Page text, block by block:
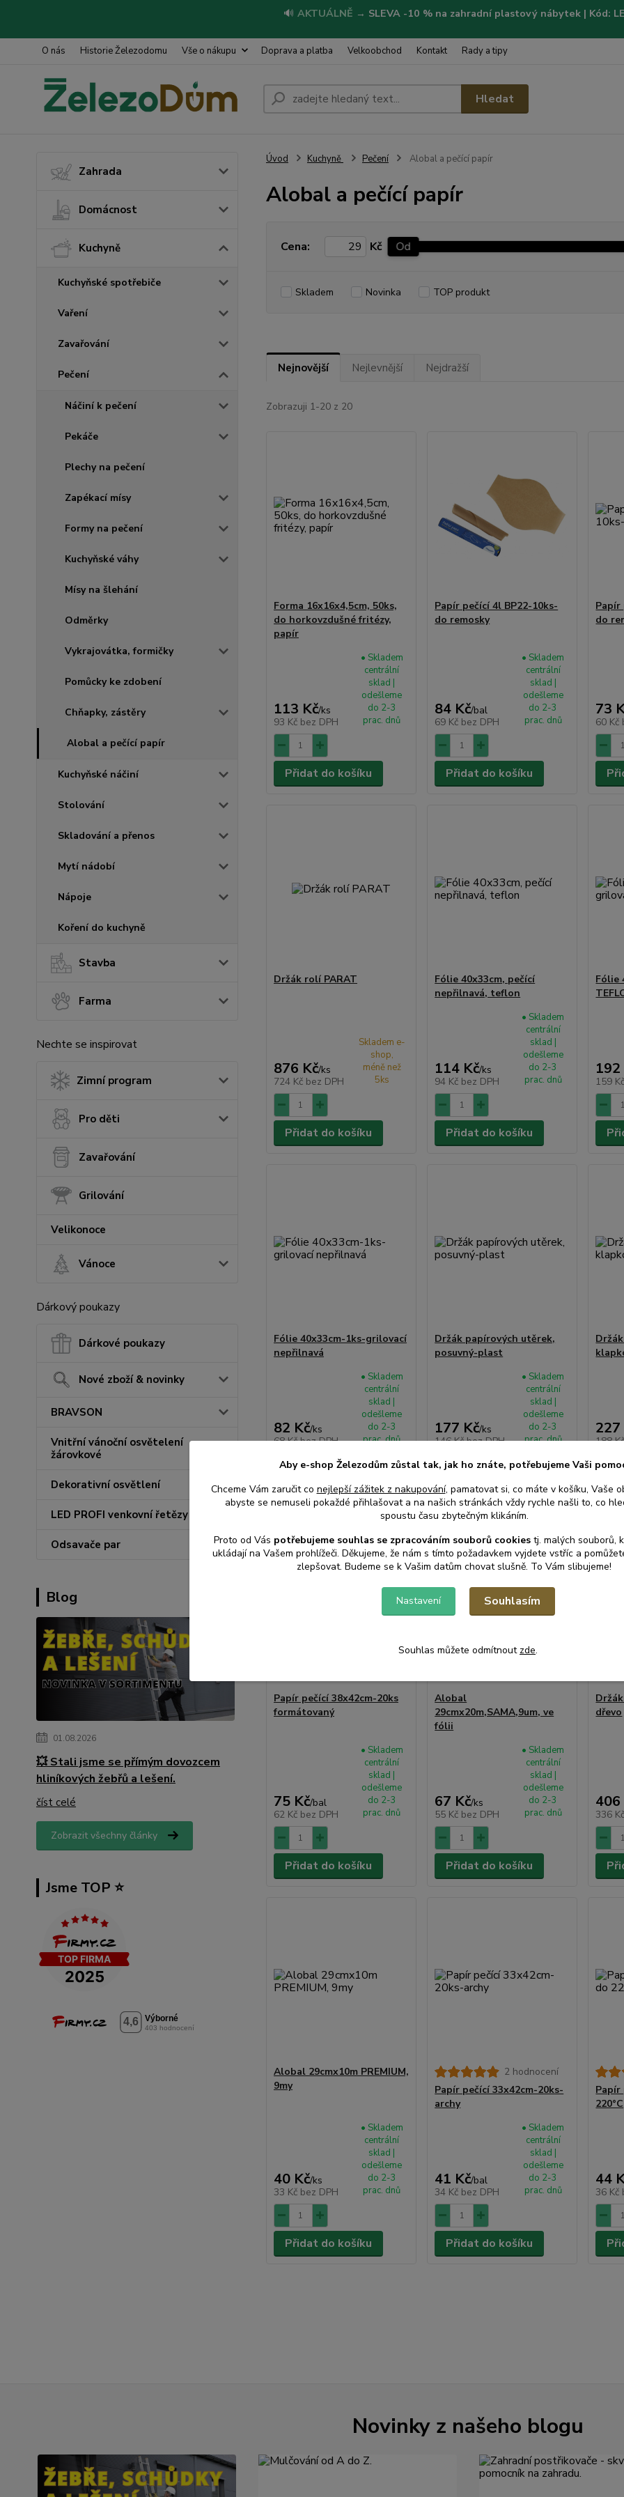
🔊 AKTUÁLNĚ → SLEVA -10 % na zahradní plastový nábytek | Kód:
O nás Historie Železodomu Vše o nákupu Doprava a platba Velkoobchod Kontakt Rady a tipy
Hledat
Zahrada
Domácnost
Kuchyně
Kuchyňské spotřebiče
Vaření
Zavařování
Pečení
Náčiní k pečení
Pekáče
Plechy na pečení
Zapékací mísy
Formy na pečení
Kuchyňské váhy
Mísy na šlehání
Odměrky
Vykrajovátka, formičky
Pomůcky ke zdobení
Chňapky, zástěry
Alobal a pečící papír
Kuchyňské náčiní
Stolování
Skladování a přenos
Mytí nádobí
Nápoje
Koření do kuchyně
Stavba
Farma
Nechte se inspirovat
Zimní program
Pro děti
Zavařování
Grilování
Velikonoce
Vánoce
Dárkový poukazy
Dárkové poukazy
Nové zboží & novinky
BRAVSON
Vnitřní vánoční osvětelení
žárovkové
Dekorativní osvětlení
LED PROFI venkovní řetězy
Odsavače par
Blog
01.08.2026
💥 Stali jsme se přímým dovozcem
hliníkových žebřů a lešení.
číst celé
Zobrazit všechny články
Jsme TOP ⭐️
Úvod Kuchyně Pečení Alobal a pečící papír
Alobal a pečící papír
Cena: Kč Od
Skladem Novinka TOP produkt
Nejnovější Nejlevnější Nejdražší
Zobrazuji 1-20 z 20
Forma 16x16x4,5cm, 50ks,
do horkovzdušné fritézy,
papír
113 Kč/ks
93 Kč bez DPH
• Skladem
centrální
sklad |
odešleme
do 2-3
prac. dnů
Přidat do košíku
Papír pečící 4l BP22-10ks-
do remosky
84 Kč/bal
69 Kč bez DPH
• Skladem
centrální
sklad |
odešleme
do 2-3
prac. dnů
Přidat do košíku
Papír
do
73
60 Kč
Držák rolí PARAT
876 Kč/ks
724 Kč bez DPH
Skladem e-
shop,
méně než
5ks
Přidat do košíku
Fólie 40x33cm, pečící
nepřilnavá, teflon
114 Kč/ks
94 Kč bez DPH
• Skladem
centrální
sklad |
odešleme
do 2-3
prac. dnů
Přidat do košíku
Fólie
192
159 Kč
Fólie 40x33cm-1ks-grilovací
nepřilnavá
82 Kč/ks
68 Kčbez DPH
• Skladem
centrální
sklad |
odešleme
do 2-3
prac. dnů
Přidat do košíku
Držák papírových utěrek,
posuvný-plast
177 Kč/ks
146 Kčbez DPH
• Skladem
centrální
sklad |
odešleme
do 2-3
prac. dnů
Přidat do košíku
227
188
Papír pečící 38x42cm-20ks
formátovaný
75 Kč/bal
62 Kč bez DPH
• Skladem
centrální
sklad |
odešleme
do 2-3
prac. dnů
Přidat do košíku
Alobal
29cmx20m,SAMA,9um, ve
fólii
67 Kč/ks
55 Kč bez DPH
• Skladem
centrální
sklad |
odešleme
do 2-3
prac. dnů
Přidat do košíku
dřevo
406
336 Kč
Alobal 29cmx10m PREMIUM,
9my
40 Kč/ks
33 Kč bez DPH
• Skladem
centrální
sklad |
odešleme
do 2-3
prac. dnů
Přidat do košíku
2 hodnocení
Papír pečící 33x42cm-20ks-
archy
41 Kč/bal
34 Kč bez DPH
• Skladem
centrální
sklad |
odešleme
do 2-3
prac. dnů
Přidat do košíku
Papír
44
36 Kč
Novinky z našeho blogu
Aby e-shop Železodům zůstal tak, jak ho znáte, potřebujeme Vaši
Chceme Vám zaručit co nejlepší zážitek z nakupování, pamatovat si, co máte v košíku, Vaše
abyste se nemuseli pokaždé přihlašovat a na našich stránkách vždy rychle našli to, co
spoustu času zbytečným klikáním.
Proto od Vás potřebujeme souhlas se zpracováním souborů cookies tj. malých souborů,
ukládají na Vašem prohlížeči. Děkujeme, že nám s tímto požadavkem vyjdete vstříc a
zlepšovat. Budeme se k Vašim datům chovat slušně. To Vám slibujeme!
Nastavení Souhlasím
Souhlas můžete odmítnout zde.